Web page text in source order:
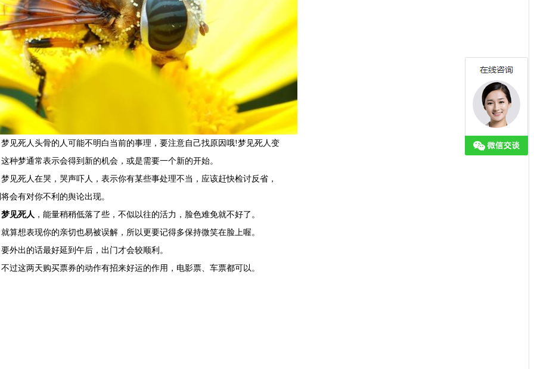
梦见死人头骨的人可能不明白当前的事理，要注意自己找原因哦!梦见死人变
种梦通常表示会得到新的机会，或是需要一个新的开始。
梦见死人在哭，哭声吓人，表示你有某些事处理不当，应该赶快检讨反省，
会有对你不利的舆论出现。
梦见死人 ，能量稍稍低落了些，不似以往的活力，脸色难免就不好了。
就算想表现你的亲切也易被误解，所以更要记得多保持微笑在脸上喔。
要外出的话最好延到午后，出门才会较顺利。
不过这两天购买票券的动作有招来好运的作用，电影票、车票都可以。